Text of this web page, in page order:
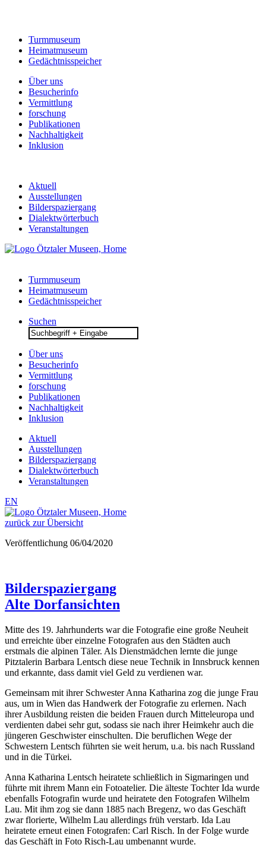
Turmmuseum
Heimatmuseum
Gedächtnisspeicher
Über uns
Besucherinfo
Vermittlung
forschung
Publikationen
Nachhaltigkeit
Inklusion
Aktuell
Ausstellungen
Bilderspaziergang
Dialektwörterbuch
Veranstaltungen
Turmmuseum
Heimatmuseum
Gedächtnisspeicher
Suchen
Search
for:
Über uns
Besucherinfo
Vermittlung
forschung
Publikationen
Nachhaltigkeit
Inklusion
Aktuell
Ausstellungen
Bilderspaziergang
Dialektwörterbuch
Veranstaltungen
EN
zurück zur Übersicht
Veröffentlichung 06/04/2020
Bilderspaziergang
Alte Dorfansichten
Mitte des 19. Jahrhunderts war die Fotografie eine große Neuheit
und erreichte über einzelne Fotografen aus den Städten auch
erstmals die alpinen Täler. Als Dienstmädchen lernte die junge
Pitztalerin Barbara Lentsch diese neue Technik in Innsbruck kennen
und erkannte, dass damit viel Geld zu verdienen war.
Gemeinsam mit ihrer Schwester Anna Katharina zog die junge Frau
aus, um in Wien das Handwerk der Fotografie zu erlernen. Nach
ihrer Ausbildung reisten die beiden Frauen durch Mitteleuropa und
verdienten dabei sehr gut, sodass sie nach ihrer Heimkehr auch die
jüngeren Geschwister einschulten. Die beruflichen Wege der
Schwestern Lentsch führten sie weit herum, u.a. bis nach Russland
und in die Türkei.
Anna Katharina Lentsch heiratete schließlich in Sigmaringen und
führte mit ihrem Mann ein Fotoatelier. Die älteste Tochter Ida wurde
ebenfalls Fotografin wurde und heiratete den Fotografen Wilhelm
Lau. Mit ihm zog sie dann 1885 nach Bregenz, wo das Geschäft
zwar florierte, Wilhelm Lau allerdings früh verstarb. Ida Lau
heiratete erneut einen Fotografen: Carl Risch. In der Folge wurde
das Geschäft in Foto Risch-Lau umbenannt wurde.